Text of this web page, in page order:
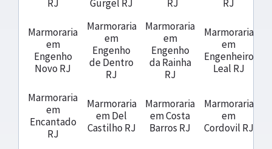
RJ Gurgel RJ RJ RJ
Marmoraria
em
Engenho
Novo RJ
Marmoraria
em
Engenho
de Dentro
RJ
Marmoraria
em
Engenho
da Rainha
RJ
Marmoraria
em
Engenheiro
Leal RJ
Marmoraria
em
Encantado
RJ
Marmoraria
em Del
Castilho RJ
Marmoraria
em Costa
Barros RJ
Marmoraria
em
Cordovil RJ